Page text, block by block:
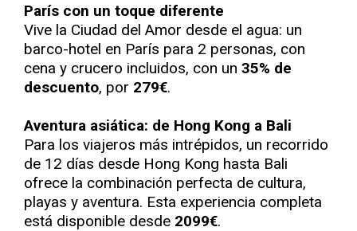
París con un toque diferente
Vive la Ciudad del Amor desde el agua: un
barco-hotel en París para 2 personas, con
cena y crucero incluidos, con un 35% de
descuento, por 279€.
Aventura asiática: de Hong Kong a Bali
Para los viajeros más intrépidos, un recorrido
de 12 días desde Hong Kong hasta Bali
ofrece la combinación perfecta de cultura,
playas y aventura. Esta experiencia completa
está disponible desde 2099€.